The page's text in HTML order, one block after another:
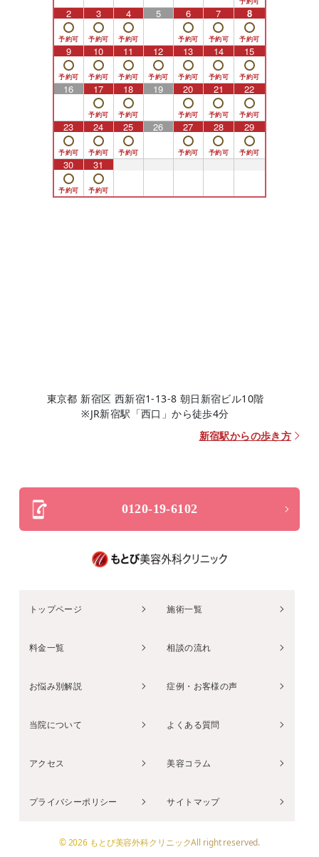
2 3 4 5 6 7 8
9 10 11 12 13 14 15
16 17 18 19 20 21 22
23 24 25 26 27 28 29
30 31
東京都 新宿区 西新宿1-13-8 朝日新宿ビル10階
※JR新宿駅「西口」から徒歩4分
新宿駅からの歩き方
0120-19-6102
トップページ 施術一覧
料金一覧 相談の流れ
お悩み別解説 症例・お客様の声
当院について よくある質問
アクセス 美容コラム
プライバシーポリシー サイトマップ
© 2026 もとび美容外科クリニックAll right reserved.